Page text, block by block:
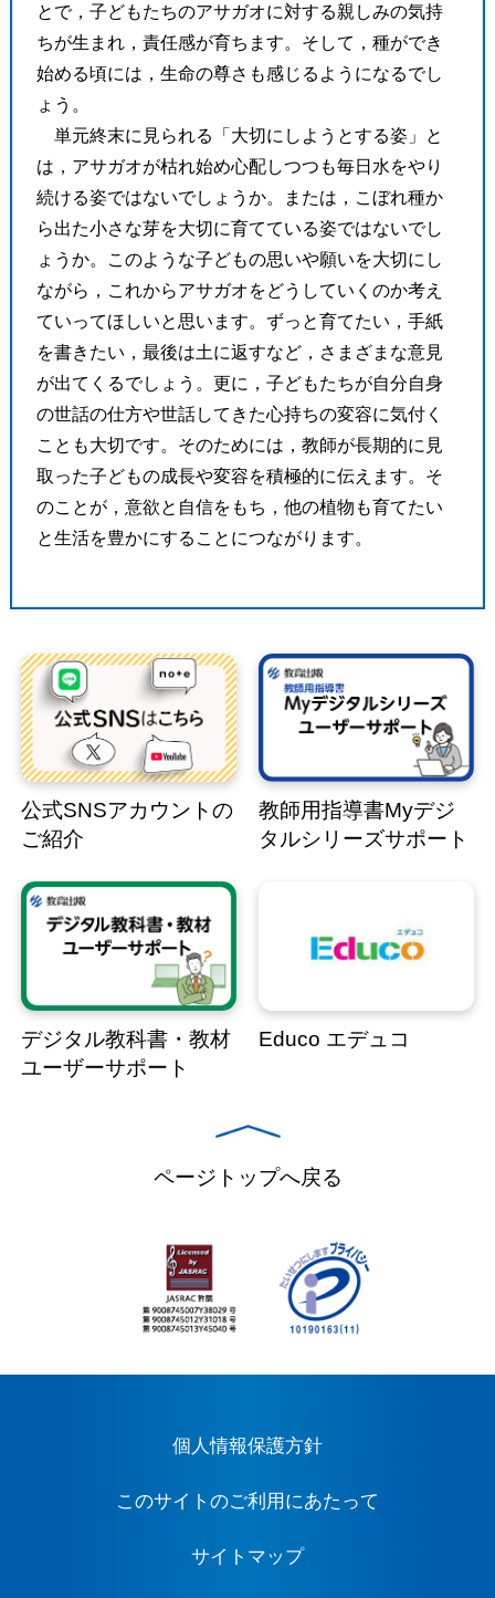
とで，子どもたちのアサガオに対する親しみの気持
ちが生まれ，責任感が育ちます。そして，種ができ
始める頃には，生命の尊さも感じるようになるでし
ょう。
単元終末に見られる「大切にしようとする姿」と
は，アサガオが枯れ始め心配しつつも毎日水をやり
続ける姿ではないでしょうか。または，こぼれ種か
ら出た小さな芽を大切に育てている姿ではないでし
ょうか。このような子どもの思いや願いを大切にし
ながら，これからアサガオをどうしていくのか考え
ていってほしいと思います。ずっと育てたい，手紙
を書きたい，最後は土に返すなど，さまざまな意見
が出てくるでしょう。更に，子どもたちが自分自身
の世話の仕方や世話してきた心持ちの変容に気付く
ことも大切です。そのためには，教師が長期的に見
取った子どもの成長や変容を積極的に伝えます。そ
のことが，意欲と自信をもち，他の植物も育てたい
と生活を豊かにすることにつながります。
公式SNSアカウントの
ご紹介
教師用指導書Myデジ
タルシリーズサポート
デジタル教科書・教材
ユーザーサポート
Educo エデュコ
ページトップへ戻る
個人情報保護方針
このサイトのご利用にあたって
サイトマップ